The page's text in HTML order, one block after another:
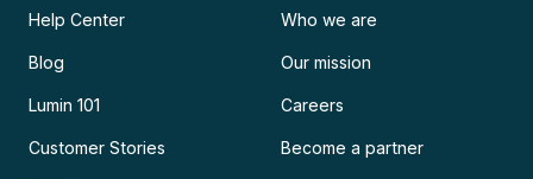
Help Center
Blog
Lumin 101
Customer Stories
Who we are
Our mission
Careers
Become a partner